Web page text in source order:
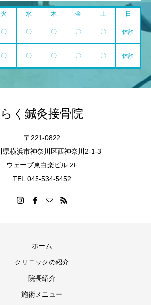
火 水 木 金 土
日
〇 〇 〇 〇 〇 休診
〇 〇 〇 〇 〇 休診
らく鍼灸接骨院
〒221-0822
県横浜市神奈川区西神奈川2-1-3
ウェーブ東白楽ビル 2F
TEL:045-534-5452
ホーム
クリニックの紹介
院長紹介
施術メニュー